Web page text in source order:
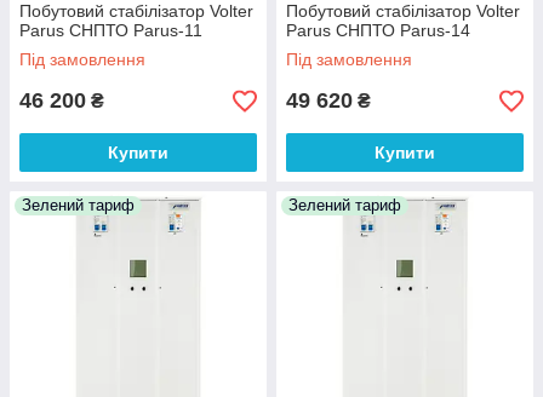
Побутовий стабілізатор Volter
Parus СНПТО Parus-11
Під замовлення
46 200 ₴
Купити
Побутовий стабілізатор Volter
Parus СНПТО Parus-14
Під замовлення
49 620 ₴
Купити
Зелений тариф Зелений тариф